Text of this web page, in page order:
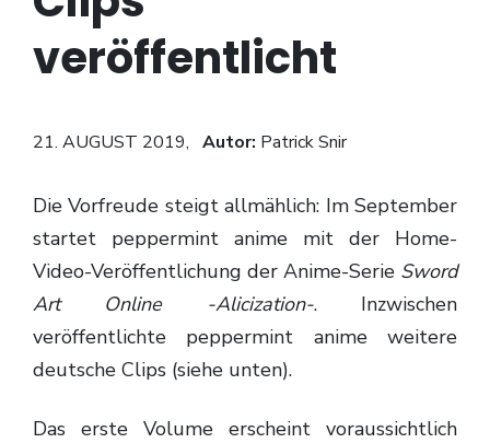
veröffentlicht
21. AUGUST 2019, Autor: Patrick Snir
Die Vorfreude steigt allmählich: Im September
startet peppermint anime mit der Home-
Video-Veröffentlichung der Anime-Serie Sword
Art Online -Alicization-. Inzwischen
veröffentlichte peppermint anime weitere
deutsche Clips (siehe unten).
Das erste Volume erscheint voraussichtlich